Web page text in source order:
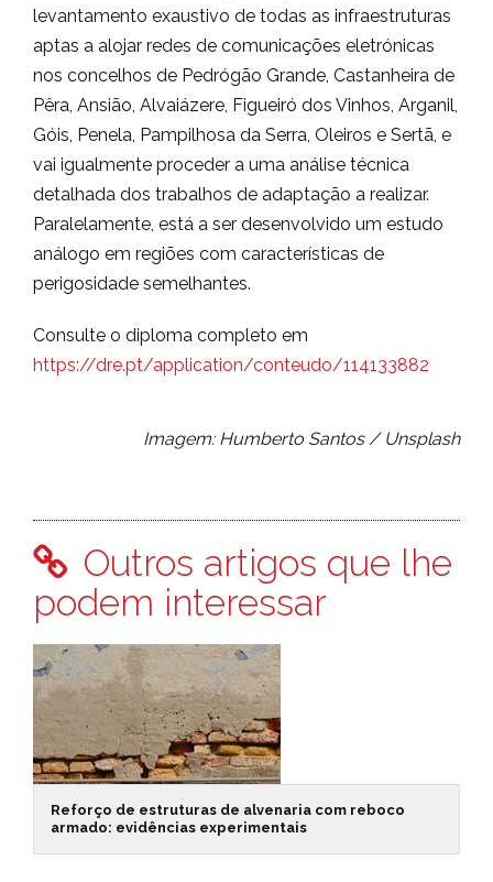
levantamento exaustivo de todas as infraestruturas
aptas a alojar redes de comunicações eletrónicas
nos concelhos de Pedrógão Grande, Castanheira de
Pêra, Ansião, Alvaiázere, Figueiró dos Vinhos, Arganil,
Góis, Penela, Pampilhosa da Serra, Oleiros e Sertã, e
vai igualmente proceder a uma análise técnica
detalhada dos trabalhos de adaptação a realizar.
Paralelamente, está a ser desenvolvido um estudo
análogo em regiões com características de
perigosidade semelhantes.
Consulte o diploma completo em
https://dre.pt/application/conteudo/114133882
Imagem: Humberto Santos / Unsplash
Outros artigos que lhe
podem interessar
Reforço de estruturas de alvenaria com reboco
armado: evidências experimentais